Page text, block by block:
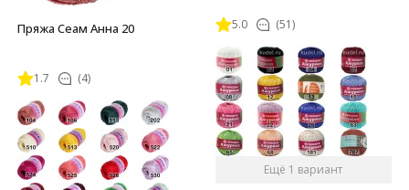
Пряжа Сеам Анна 20
1.7 (4)
5.0 (51)
Ещё 1 вариант